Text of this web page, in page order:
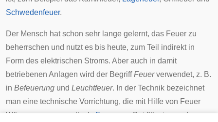
Schwedenfeuer.
Der Mensch hat schon sehr lange gelernt, das Feuer zu
beherrschen und nutzt es bis heute, zum Teil indirekt in
Form des elektrischen Stroms. Aber auch in damit
betriebenen Anlagen wird der BegriffFeuerverwendet, z. B.
in Befeuerung und Leuchtfeuer. In der Technik bezeichnet
man eine technische Vorrichtung, die mit Hilfe von Feuer
Wärme erzeugen soll, alsFeuerung. Bei flüssigen oder